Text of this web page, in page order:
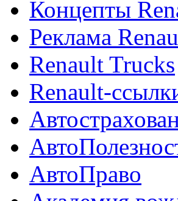
Концепты
Реклама
Renault Trucks
Renault-
АвтоПраво